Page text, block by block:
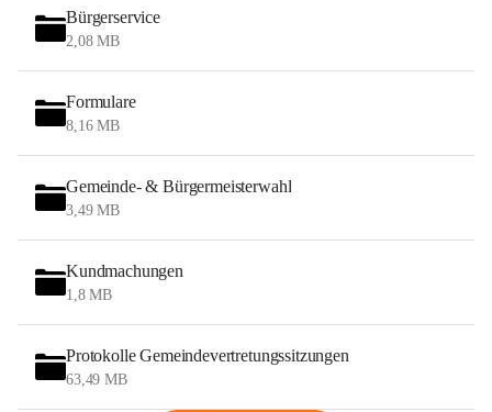
Bürgerservice
2,08 MB
Formulare
8,16 MB
Gemeinde- & Bürgermeisterwahl
3,49 MB
Kundmachungen
1,8 MB
Protokolle Gemeindevertretungssitzungen
63,49 MB